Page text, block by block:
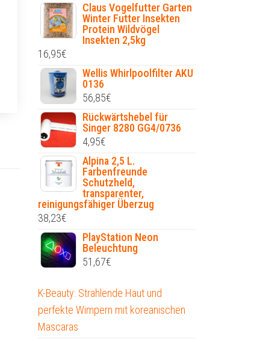
Claus Vogelfutter Garten
Winter Futter Insekten
Protein Wildvögel
Insekten 2,5kg
16,95€
Wellis Whirlpoolfilter AKU
0136
56,85€
Rückwärtshebel für
Singer 8280 GG4/0736
4,95€
Alpina 2,5 L.
Farbenfreunde
Schutzheld,
transparenter,
reinigungsfähiger Überzug
38,23€
PlayStation Neon
Beleuchtung
51,67€
K-Beauty: Strahlende Haut und
perfekte Wimpern mit koreanischen
Mascaras